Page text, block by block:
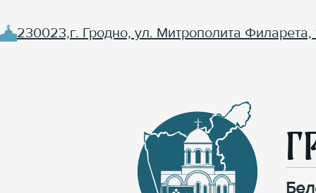
230023,г. Гродно, ул. Митрополита Филарета,